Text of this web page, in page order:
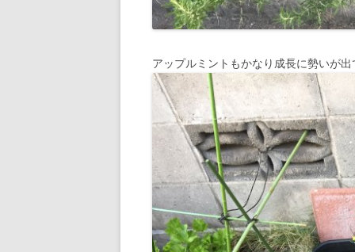
アップルミントもかなり成長に勢いが出